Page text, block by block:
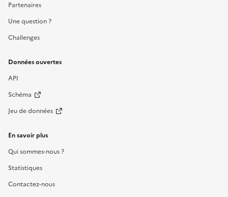
Partenaires
Une question ?
Challenges
Données ouvertes
API
Schéma
Jeu de données
En savoir plus
Qui sommes-nous ?
Statistiques
Contactez-nous